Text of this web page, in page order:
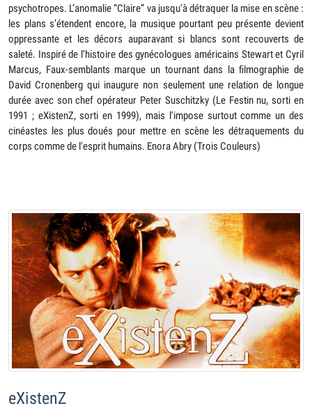
psychotropes. L’anomalie “Claire” va jusqu'à détraquer la mise en scène :
les plans s’étendent encore, la musique pourtant peu présente devient
oppressante et les décors auparavant si blancs sont recouverts de
saleté. Inspiré de l’histoire des gynécologues américains Stewart et Cyril
Marcus, Faux-semblants marque un tournant dans la filmographie de
David Cronenberg qui inaugure non seulement une relation de longue
durée avec son chef opérateur Peter Suschitzky (Le Festin nu, sorti en
1991 ; eXistenZ, sorti en 1999), mais l'impose surtout comme un des
cinéastes les plus doués pour mettre en scène les détraquements du
corps comme de l'esprit humains. Enora Abry (Trois Couleurs)
eXistenZ